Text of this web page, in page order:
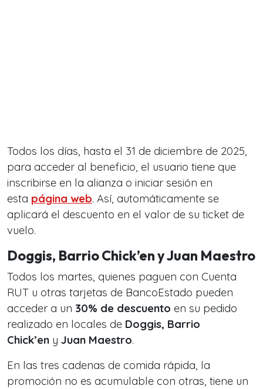
Todos los días, hasta el 31 de diciembre de 2025,
para acceder al beneficio, el usuario tiene que
inscribirse en la alianza o iniciar sesión en
esta página web. Así, automáticamente se
aplicará el descuento en el valor de su ticket de
vuelo.
Doggis, Barrio Chick’en y Juan Maestro
Todos los martes, quienes paguen con Cuenta
RUT u otras tarjetas de BancoEstado pueden
acceder a un 30% de descuento en su pedido
realizado en locales de Doggis, Barrio
Chick’en y Juan Maestro.
En las tres cadenas de comida rápida, la
promoción no es acumulable con otras, tiene un